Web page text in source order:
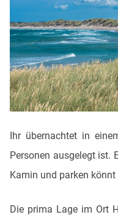
Ihr übernachtet in
Personen ausgelegt ist.
Kamin und parken
Die prima Lage im Ort